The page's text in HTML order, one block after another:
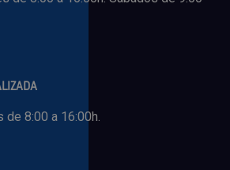
de 8:00 a 16:00h.